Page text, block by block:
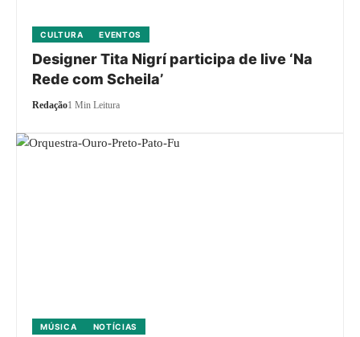
CULTURA EVENTOS
Designer Tita Nigrí participa de live ‘Na
Rede com Scheila’
Redação1 Min Leitura
MÚSICA NOTÍCIAS